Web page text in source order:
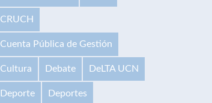
CRUCH
Cuenta Pública de Gestión
Cultura Debate DeLTA UCN
Deporte Deportes